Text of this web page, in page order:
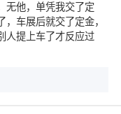
无他，单凭我交了定
车展后就交了定金，
人提上车了才反应过